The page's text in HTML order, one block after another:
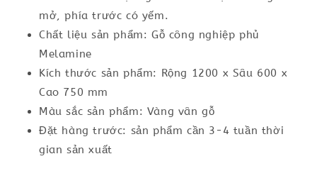
mở, phía trước có yếm.
Chất liệu sản phẩm: Gỗ công nghiệp phủ
Melamine
Kích thước sản phẩm: Rộng 1200 x Sâu 600 x
Cao 750 mm
Màu sắc sản phẩm: Vàng vân gỗ
Đặt hàng trước: sản phẩm cần 3-4 tuần thời
gian sản xuất